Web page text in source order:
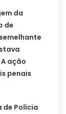
da
de
ação
penais
de Polícia